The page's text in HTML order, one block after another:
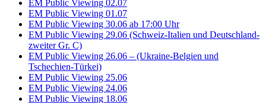
EM Public Viewing 02.07
EM Public Viewing 01.07
EM Public Viewing 30.06 ab 17:00 Uhr
EM Public Viewing 29.06 (Schweiz-Italien und Deutschland-
zweiter Gr. C)
EM Public Viewing 26.06 – (Ukraine-Belgien und
Tschechien-Türkei)
EM Public Viewing 25.06
EM Public Viewing 24.06
EM Public Viewing 18.06